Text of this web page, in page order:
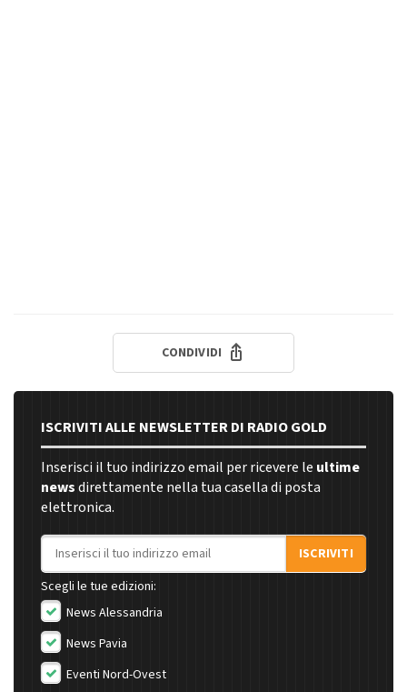
CONDIVIDI
ISCRIVITI ALLE NEWSLETTER DI RADIO GOLD
Inserisci il tuo indirizzo email per ricevere le ultime
newsdirettamente nella tua casella di posta
elettronica.
Indirizzo email
ISCRIVITI
Scegli le tue edizioni:
News Alessandria
News Pavia
Eventi Nord-Ovest